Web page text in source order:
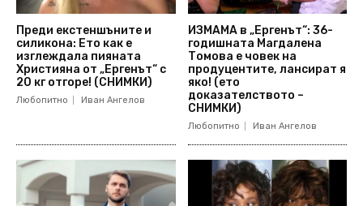
Преди екстеншъните и
силикона: Ето как е
изглеждала пияната
Християна от „Ергенът“ с
20 кг отгоре! (СНИМКИ)
Любопитно Иван Ангелов
ИЗМАМА в „Ергенът“: 36-
годишната Магдалена
Томова е човек на
продуцентите, лансират я
яко! (ето
доказателството –
СНИМКИ)
Любопитно Иван Ангелов